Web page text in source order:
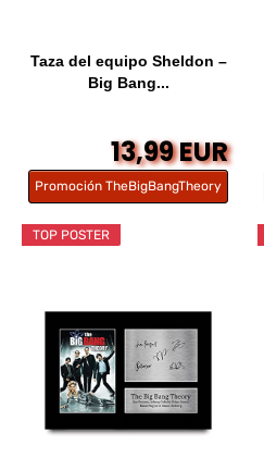
Taza del equipo Sheldon –
Big Bang...
13,99 EUR
Promoción TheBigBangTheory
TOP POSTER